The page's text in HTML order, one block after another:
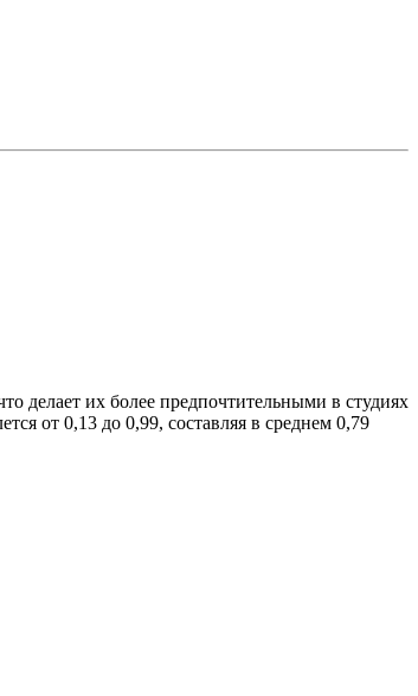
делает их более предпочтительными в студиях
от 0,13 до 0,99, составляя в среднем 0,79